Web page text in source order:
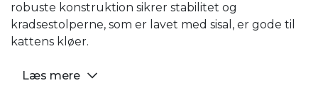
robuste konstruktion sikrer stabilitet og
kradsestolperne, som er lavet med sisal, er gode til
kattens kløer.
Læs mere